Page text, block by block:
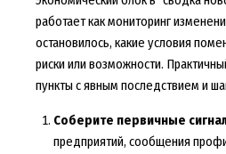
работает как мониторинг
остановилось, какие условия
риски или возможности.
пункты с явным последствием и
Соберите первичные
предприятий, сообщения